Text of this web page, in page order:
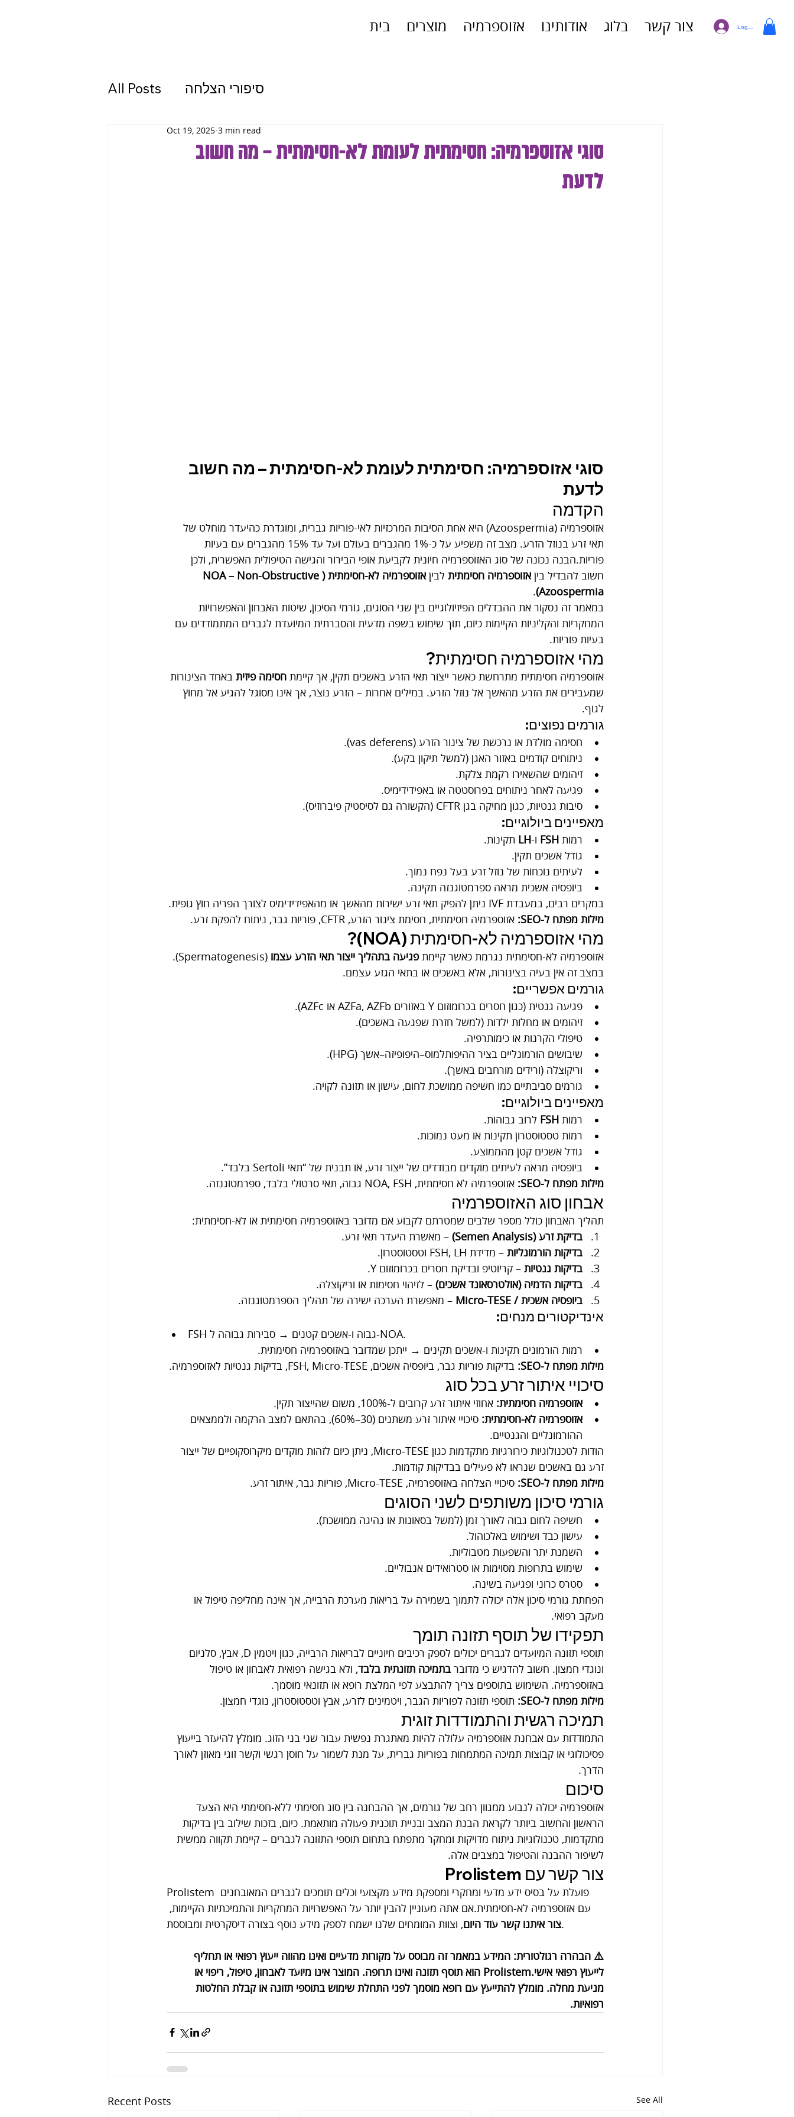
בית מוצרים אזוספרמיה אודותינו בלוג צור קשר Log In
All Posts סיפורי הצלחה
סוגי אזוספרמיה: חסימתית לעומת לא-חסימתית – מה חשוב
לדעת
Oct 19, 2025 3 min read
סוגי אזוספרמיה: חסימתית לעומת לא-חסימתית – מה חשוב
לדעת
הקדמה
אזוספרמיה (Azoospermia) היא אחת הסיבות המרכזיות לאי-פוריות גברית, ומוגדרת כהיעדר מוחלט של
תאי זרע בנוזל הזרע. מצב זה משפיע על כ-1% מהגברים בעולם ועל עד 15% מהגברים עם בעיות
פוריות.הבנה נכונה של סוג האזוספרמיה חיונית לקביעת אופי הבירור והגישה הטיפולית האפשרית, ולכן
חשוב להבדיל בין אזוספרמיה חסימתית לבין
אזוספרמיה לא-חסימתית (NOA – Non-Obstructive
Azoospermia)
.
במאמר זה נסקור את ההבדלים הפיזיולוגיים בין שני הסוגים, גורמי הסיכון, שיטות האבחון והאפשרויות
המחקריות והקליניות הקיימות כיום, תוך שימוש בשפה מדעית והסברתית המיועדת לגברים המתמודדים עם
בעיות פוריות.
מהי אזוספרמיה חסימתית?
אזוספרמיה חסימתית מתרחשת כאשר ייצור תאי הזרע באשכים תקין, אך קיימת חסימה פיזית באחד הצינורות
שמעבירים את הזרע מהאשך אל נוזל הזרע. במילים אחרות – הזרע נוצר, אך אינו מסוגל להגיע אל מחוץ
לגוף.
גורמים נפוצים:
חסימה מולדת או נרכשת של צינור הזרע (vas deferens).
ניתוחים קודמים באזור האגן (למשל תיקון בקע).
זיהומים שהשאירו רקמת צלקת.
פגיעה לאחר ניתוחים בפרוסטטה או באפידידימיס.
סיבות גנטיות, כגון מחיקה בגן CFTR (הקשורה גם לסיסטיק פיברוזיס).
מאפיינים ביולוגיים:
רמות FSH ו-LH תקינות.
גודל אשכים תקין.
לעיתים נוכחות של נוזל זרע בעל נפח נמוך.
ביופסיה אשכית מראה ספרמטוגנזה תקינה.
במקרים רבים, במעבדת IVF ניתן להפיק תאי זרע ישירות מהאשך או מהאפידידימיס לצורך הפריה חוץ גופית.
מילות מפתח ל-SEO:
אזוספרמיה חסימתית, חסימת צינור הזרע, CFTR, פוריות גבר, ניתוח להפקת זרע.
מהי אזוספרמיה לא-חסימתית (NOA)?
אזוספרמיה לא-חסימתית נגרמת כאשר קיימת פגיעה בתהליך ייצור תאי הזרע עצמו
(Spermatogenesis).
במצב זה אין בעיה בצינורות, אלא באשכים או בתאי הגזע עצמם.
גורמים אפשריים:
פגיעה גנטית (כגון חסרים בכרומוזום Y באזורים AZFa, AZFb או AZFc).
זיהומים או מחלות ילדות (למשל חזרת שפגעה באשכים).
טיפולי הקרנות או כימותרפיה.
שיבושים הורמונליים בציר ההיפותלמוס–היפופיזה–אשך (HPG).
וריקוצלה (ורידים מורחבים באשך).
גורמים סביבתיים כמו חשיפה ממושכת לחום, עישון או תזונה לקויה.
מאפיינים ביולוגיים:
רמות FSH לרוב גבוהות.
רמות טסטוסטרון תקינות או מעט נמוכות.
גודל אשכים קטן מהממוצע.
ביופסיה מראה לעיתים מוקדים מבודדים של ייצור זרע, או תבנית של “תאי Sertoli בלבד”.
מילות מפתח ל-SEO:
אזוספרמיה לא חסימתית, NOA, FSH גבוה, תאי סרטולי בלבד, ספרמטוגנזה.
אבחון סוג האזוספרמיה
תהליך האבחון כולל מספר שלבים שמטרתם לקבוע אם מדובר באזוספרמיה חסימתית או לא-חסימתית:
בדיקת זרע (Semen Analysis)
– מאשרת היעדר תאי זרע.
בדיקות הורמונליות – מדידת FSH, LH וטסטוסטרון.
בדיקות גנטיות – קריוטיפ ובדיקת חסרים בכרומוזום Y.
בדיקות הדמיה (אולטרסאונד אשכים) – לזיהוי חסימות או וריקוצלה.
ביופסיה אשכית / Micro-TESE
– מאפשרת הערכה ישירה של תהליך הספרמטוגנזה.
אינדיקטורים מנחים:
FSH גבוה ו-אשכים קטנים → סבירות גבוהה ל-NOA.
רמות הורמונים תקינות ו-אשכים תקינים → ייתכן שמדובר באזוספרמיה חסימתית.
מילות מפתח ל-SEO:
בדיקות פוריות גבר, ביופסיה אשכים, FSH, Micro-TESE, בדיקות גנטיות לאזוספרמיה.
סיכויי איתור זרע בכל סוג
אזוספרמיה חסימתית: אחוזי איתור זרע קרובים ל-100%, משום שהייצור תקין.
אזוספרמיה לא-חסימתית:
סיכויי איתור זרע משתנים (30–60%), בהתאם למצב הרקמה ולממצאים
ההורמונליים והגנטיים.
הודות לטכנולוגיות כירורגיות מתקדמות כגון Micro-TESE, ניתן כיום לזהות מוקדים מיקרוסקופיים של ייצור
זרע גם באשכים שנראו לא פעילים בבדיקות קודמות.
מילות מפתח ל-SEO:
סיכויי הצלחה באזוספרמיה, Micro-TESE, פוריות גבר, איתור זרע.
גורמי סיכון משותפים לשני הסוגים
חשיפה לחום גבוה לאורך זמן (למשל בסאונות או נהיגה ממושכת).
עישון כבד ושימוש באלכוהול.
השמנת יתר והשפעות מטבוליות.
שימוש בתרופות מסוימות או סטרואידים אנבוליים.
סטרס כרוני ופגיעה בשינה.
הפחתת גורמי סיכון אלה יכולה לתמוך בשמירה על בריאות מערכת הרבייה, אך אינה מחליפה טיפול או
מעקב רפואי.
תפקידו של תוסף תזונה תומך
תוספי תזונה המיועדים לגברים יכולים לספק רכיבים חיוניים לבריאות הרבייה, כגון ויטמין D, אבץ, סלניום
ונוגדי חמצון. חשוב להדגיש כי מדובר בתמיכה תזונתית בלבד, ולא בגישה רפואית לאבחון או טיפול
באזוספרמיה. השימוש בתוספים צריך להתבצע לפי המלצת רופא או תזונאי מוסמך.
מילות מפתח ל-SEO:
תוספי תזונה לפוריות הגבר, ויטמינים לזרע, אבץ וטסטוסטרון, נוגדי חמצון.
תמיכה רגשית והתמודדות זוגית
התמודדות עם אבחנת אזוספרמיה עלולה להיות מאתגרת נפשית עבור שני בני הזוג. מומלץ להיעזר בייעוץ
פסיכולוגי או קבוצות תמיכה המתמחות בפוריות גברית, על מנת לשמור על חוסן רגשי וקשר זוגי מאוזן לאורך
הדרך.
סיכום
אזוספרמיה יכולה לנבוע ממגוון רחב של גורמים, אך ההבחנה בין סוג חסימתי ללא-חסימתי היא הצעד
הראשון והחשוב ביותר לקראת הבנת המצב ובניית תוכנית פעולה מותאמת. כיום, בזכות שילוב בין בדיקות
מתקדמות, טכנולוגיות ניתוח מדויקות ומחקר מתפתח בתחום תוספי התזונה לגברים – קיימת תקווה ממשית
לשיפור ההבנה והטיפול במצבים אלה.
צור קשר עם Prolistem
Prolistem פועלת על בסיס ידע מדעי ומחקרי ומספקת מידע מקצועי וכלים תומכים לגברים המאובחנים
עם אזוספרמיה לא-חסימתית.אם אתה מעוניין להבין יותר על האפשרויות המחקריות והתמיכתיות הקיימות,
צור איתנו קשר עוד היום, וצוות המומחים שלנו ישמח לספק מידע נוסף בצורה דיסקרטית ומבוססת.
⚠️ הבהרה רגולטורית: המידע במאמר זה מבוסס על מקורות מדעיים ואינו מהווה ייעוץ רפואי או תחליף
לייעוץ רפואי אישי.Prolistem הוא תוסף תזונה ואינו תרופה. המוצר אינו מיועד לאבחון, טיפול, ריפוי או
מניעת מחלה. מומלץ להתייעץ עם רופא מוסמך לפני התחלת שימוש בתוספי תזונה או קבלת החלטות
רפואיות.
Recent Posts See All